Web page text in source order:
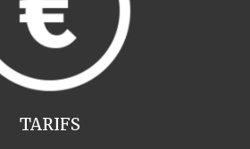
TARIFS